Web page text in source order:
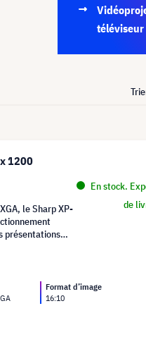
téléviseur
1200
En stock.
de
le Sharp XP-
présentations
Format d’image
16:10